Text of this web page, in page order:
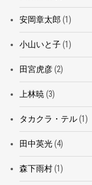
安岡章太郎 (1)
小山いと子(1)
田宮虎彦(2)
上林暁 (3)
タカクラ・テル(1)
田中英光(4)
森下雨村(1)